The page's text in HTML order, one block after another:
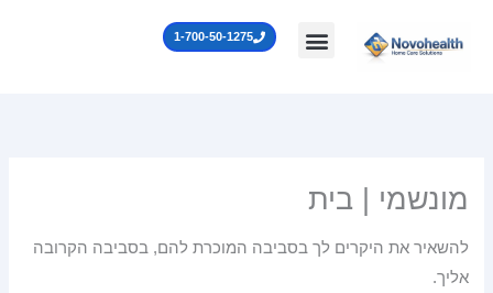
לתוכן
1-700-50-1275
מונשמי | בית
להשאיר את היקרים לך בסביבה המוכרת להם, בסביבה הקרובה
אליך.